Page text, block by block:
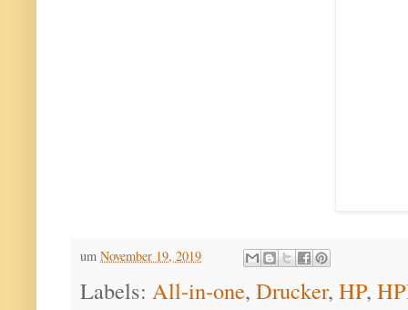
um November 19, 2019
Labels: All-in-one, Drucker, HP,